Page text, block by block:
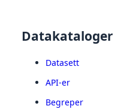
Datakataloger
Datasett
API-er
Begreper